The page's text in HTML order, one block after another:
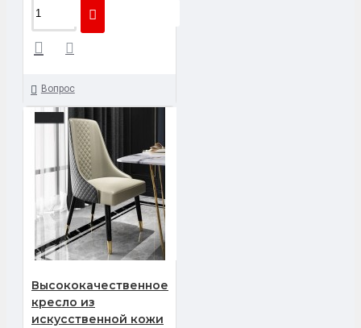
Вопрос
Высококачественное
кресло из
искусственной кожи